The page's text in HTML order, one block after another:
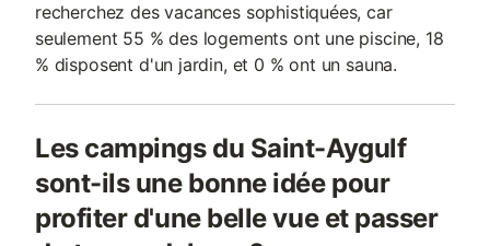
recherchez des vacances sophistiquées, car
seulement 55 % des logements ont une piscine, 18
% disposent d'un jardin, et 0 % ont un sauna.
Les campings du Saint-Aygulf
sont-ils une bonne idée pour
profiter d'une belle vue et passer